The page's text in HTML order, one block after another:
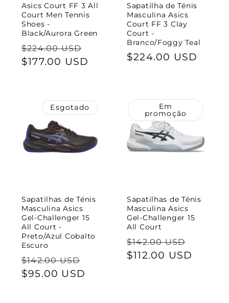
Asics Court FF 3 All
Court Men Tennis
Shoes -
Black/Aurora Green
Preço
normal
$224.00 USD
$177.00 USD
Sapatilha de Ténis
Masculina Asics
Court FF 3 Clay
Court -
Branco/Foggy Teal
Preço
$224.00 USD
Esgotado
Sapatilhas de Ténis
Masculina Asics
Gel-Challenger 15
All Court -
Preto/Azul Cobalto
Escuro
Preço
normal
$142.00 USD
$95.00 USD
Em
promoção
Sapatilhas de Ténis
Masculina Asics
Gel-Challenger 15
All Court
Preço
normal
$142.00 USD
$112.00 USD